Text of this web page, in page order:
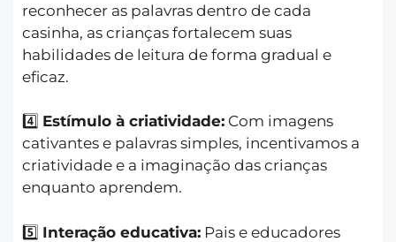
reconhecer as palavras dentro de cada
casinha, as crianças fortalecem suas
habilidades de leitura de forma gradual e
eficaz.
4️⃣ Estímulo à criatividade: Com imagens
cativantes e palavras simples, incentivamos a
criatividade e a imaginação das crianças
enquanto aprendem.
5️⃣ Interação educativa: Pais e educadores